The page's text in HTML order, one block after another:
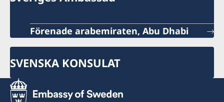
Förenade arabemiraten, Abu Dhabi
SVENSKA KONSULAT